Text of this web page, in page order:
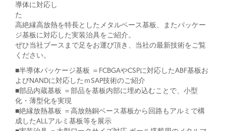
導体に対応し
高絶縁高放熱を特長としたメタルベース基板、またパッケー
ジ基板に対応した実装治具をご紹介。
ぜひ当社ブースまで足をお運び頂き、当社の最新技術をご覧
ください。
■半導体パッケージ基板 ＝FCBGAやCSPに対応したABF基板お
よびNANDに対応したｍSAP技術のご紹介
■部品内蔵基板 ＝部品を基板内部に埋め込むことで、小型
化・薄型化を実現
■絶縁放熱基板 ＝高放熱銅ベース基板から回路もアルミで構
成したALLアルミ基板等を展示